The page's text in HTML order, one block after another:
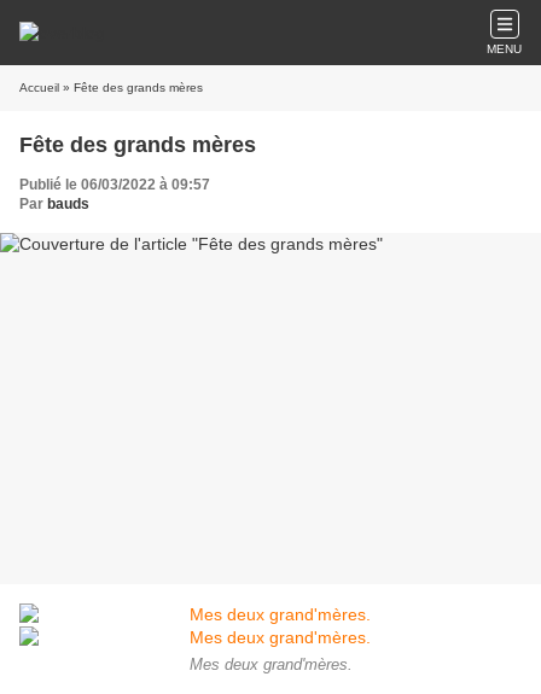
MENU
Accueil » Fête des grands mères
Fête des grands mères
Publié le 06/03/2022 à 09:57
Par bauds
Mes deux grand'mères.